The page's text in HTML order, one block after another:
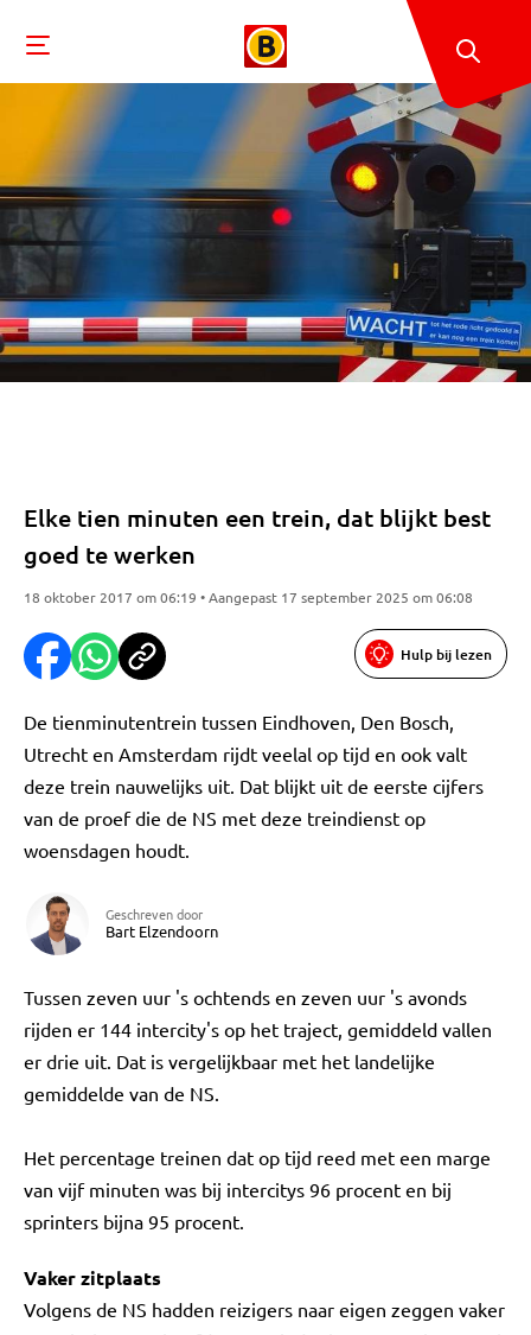
Elke tien minuten een trein, dat blijkt best
goed te werken
18 oktober 2017 om 06:19 • Aangepast 17 september 2025 om 06:08
Hulp bij lezen
De tienminutentrein tussen Eindhoven, Den Bosch,
Utrecht en Amsterdam rijdt veelal op tijd en ook valt
deze trein nauwelijks uit. Dat blijkt uit de eerste cijfers
van de proef die de NS met deze treindienst op
woensdagen houdt.
Geschreven door
Bart Elzendoorn
Tussen zeven uur 's ochtends en zeven uur 's avonds
rijden er 144 intercity's op het traject, gemiddeld vallen
er drie uit. Dat is vergelijkbaar met het landelijke
gemiddelde van de NS.
Het percentage treinen dat op tijd reed met een marge
van vijf minuten was bij intercitys 96 procent en bij
sprinters bijna 95 procent.
Vaker zitplaats
Volgens de NS hadden reizigers naar eigen zeggen vaker